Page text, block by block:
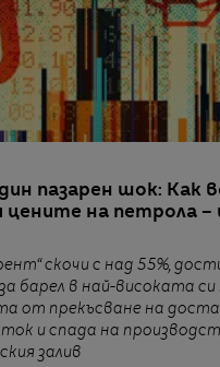
пазарен шок: Как
цените на петрола –
скочи с над 55%,
барел в най-високата си
от прекъсване на
и спада на
залив